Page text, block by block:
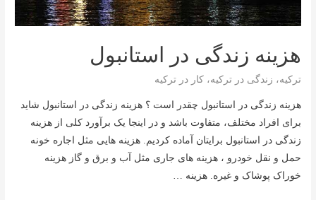
هزینه زندگی در استانبول
ترکیه، زندگی در ترکیه،کار در ترکیه
هزینه زندگی در استانبول چقدر است ؟ هزینه زندگی در استانبول شاید
برای افراد مختلف، متفاوت باشد و در اینجا یک برآورد کلی از هزینه
زندگی در استانبول برایتان آماده کردیم. هزینه هایی مثل اجاره خونه
حمل و نقل خودرو ، هزینه های جاری مثل آب و برق و گاز هزینه
خوراک پوشاک و غیره. هزینه …